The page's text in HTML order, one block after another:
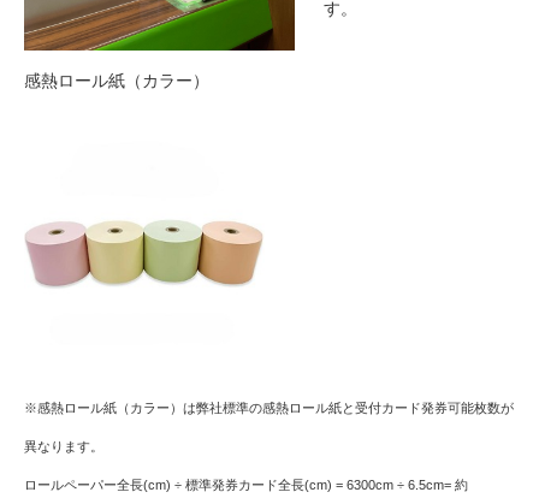
す。
感熱ロール紙（カラー）
※感熱ロール紙（カラー）は弊社標準の感熱ロール紙と受付カード発券可能枚数が
異なります。
ロールペーパー全長(cm) ÷ 標準発券カード全長(cm) = 6300cm ÷ 6.5cm= 約